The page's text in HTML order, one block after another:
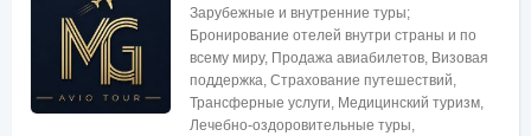
Зарубежные и внутренние туры;
Бронирование отелей внутри страны и по
всему миру, Продажа авиабилетов, Визовая
поддержка, Страхование путешествий,
Трансферные услуги, Медицинский туризм,
Лечебно-оздоровительные туры,